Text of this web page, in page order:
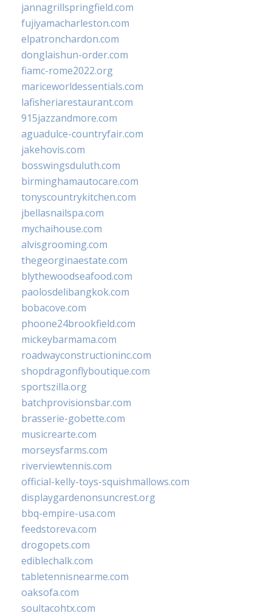
jannagrillspringfield.com
fujiyamacharleston.com
elpatronchardon.com
donglaishun-order.com
fiamc-rome2022.org
mariceworldessentials.com
lafisheriarestaurant.com
915jazzandmore.com
aguadulce-countryfair.com
jakehovis.com
bosswingsduluth.com
birminghamautocare.com
tonyscountrykitchen.com
jbellasnailspa.com
mychaihouse.com
alvisgrooming.com
thegeorginaestate.com
blythewoodseafood.com
paolosdelibangkok.com
bobacove.com
phoone24brookfield.com
mickeybarmama.com
roadwayconstructioninc.com
shopdragonflyboutique.com
sportszilla.org
batchprovisionsbar.com
brasserie-gobette.com
musicrearte.com
morseysfarms.com
riverviewtennis.com
official-kelly-toys-squishmallows.com
displaygardenonsuncrest.org
bbq-empire-usa.com
feedstoreva.com
drogopets.com
ediblechalk.com
tabletennisnearme.com
oaksofa.com
soultacohtx.com